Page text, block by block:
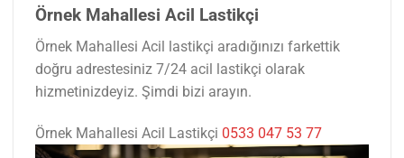
Örnek Mahallesi Acil Lastikçi
Örnek Mahallesi Acil lastikçi aradığınızı farkettik
doğru adrestesiniz 7/24 acil lastikçi olarak
hizmetinizdeyiz. Şimdi bizi arayın.
Örnek Mahallesi Acil Lastikçi 0533 047 53 77